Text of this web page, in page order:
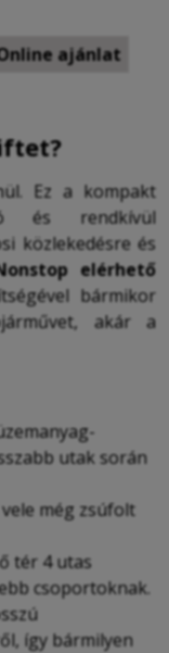
ajánlat
Ez a kompakt
és rendkívül
közlekedésre és
elérhető
bármikor
akár a
utak során
még zsúfolt
tér 4 utas
csoportoknak.
így bármilyen